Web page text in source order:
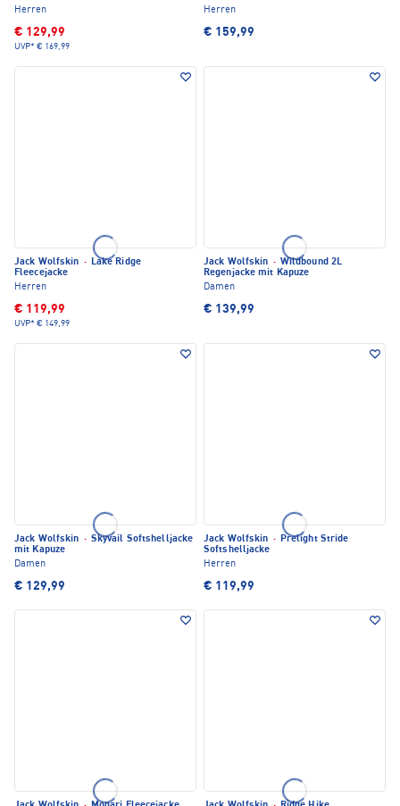
Herren
€ 129,99
UVP* € 169,99
Herren
€ 159,99
Jack Wolfskin · Lake Ridge
Fleecejacke
Herren
€ 119,99
UVP* € 149,99
Jack Wolfskin · Wildbound 2L
Regenjacke mit Kapuze
Damen
€ 139,99
Jack Wolfskin · Skyvail Softshelljacke
mit Kapuze
Damen
€ 129,99
Jack Wolfskin · Prelight Stride
Softshelljacke
Herren
€ 119,99